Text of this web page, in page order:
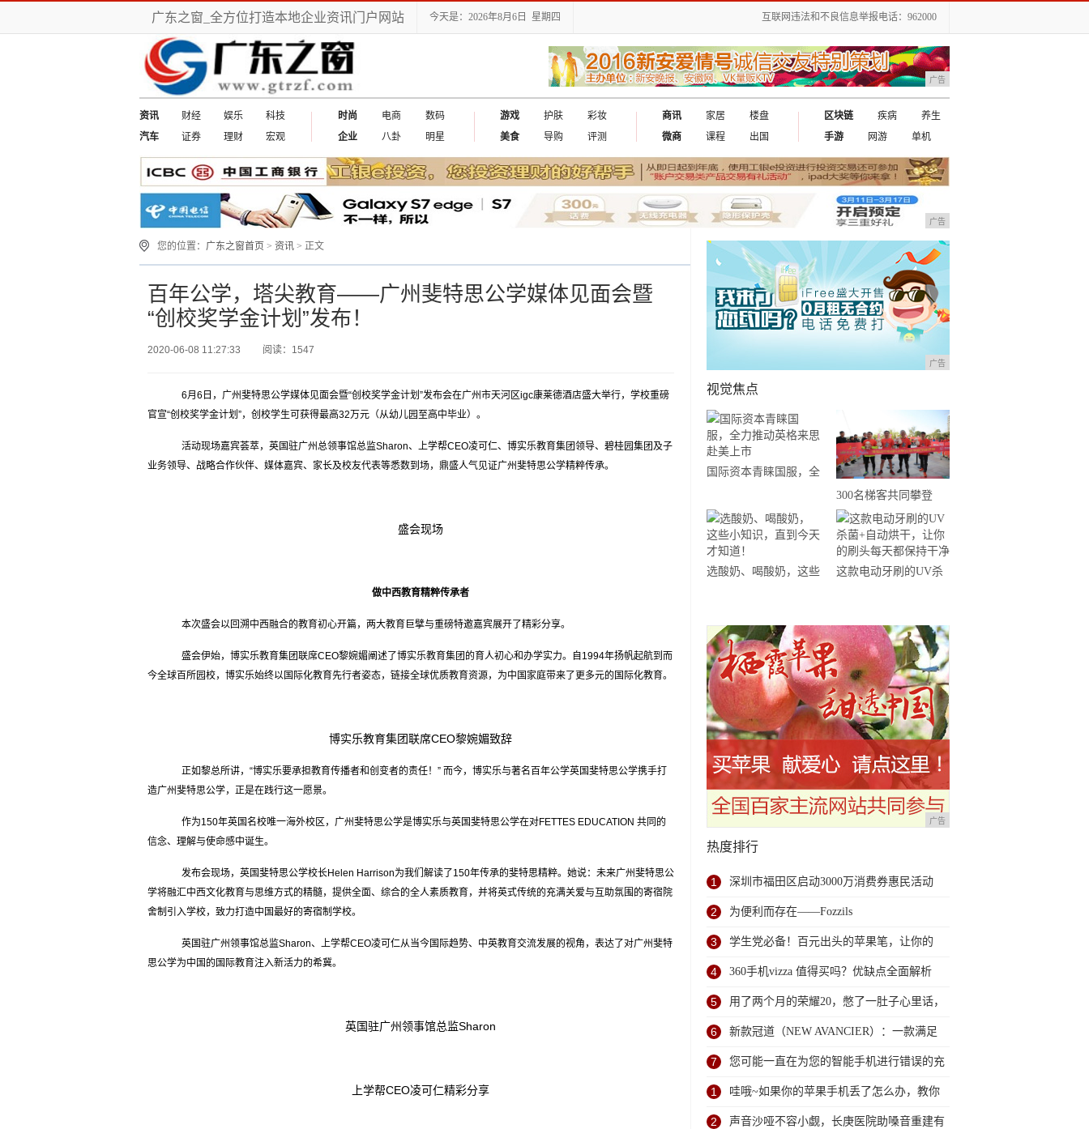
广东之窗_全方位打造本地企业资讯门户网站 今天是：2026年8月6日 星期四 互联网违法和不良信息举报电话：962000
广告
资讯 财经 娱乐
科技
汽车
证券 理财 宏观
时尚 电商
数码
企业
八卦 明星
游戏 护肤
彩妆
美食
导购 评测
商讯 家居
楼盘
微商
课程 出国
区块链 疾病
养生
手游
网游 单机
广告
您的位置： 广东之窗首页 > 资讯 > 正文
百年公学，塔尖教育——广州斐特思公学媒体见面会暨
“创校奖学金计划”发布！
2020-06-08 11:27:33 阅读：1547
6月6日，广州斐特思公学媒体见面会暨“创校奖学金计划”发布会在广州市天河区igc康莱德酒店盛大举行，学校重磅
官宣“创校奖学金计划”，创校学生可获得最高32万元（从幼儿园至高中毕业）。
活动现场嘉宾荟萃，英国驻广州总领事馆总监Sharon、上学帮CEO凌可仁、博实乐教育集团领导、碧桂园集团及子
业务领导、战略合作伙伴、媒体嘉宾、家长及校友代表等悉数到场，鼎盛人气见证广州斐特思公学精粹传承。
盛会现场
做中西教育精粹传承者
本次盛会以回溯中西融合的教育初心开篇，两大教育巨擘与重磅特邀嘉宾展开了精彩分享。
盛会伊始，博实乐教育集团联席CEO黎婉媚阐述了博实乐教育集团的育人初心和办学实力。自1994年扬帆起航到而
今全球百所园校，博实乐始终以国际化教育先行者姿态，链接全球优质教育资源，为中国家庭带来了更多元的国际化教育。
博实乐教育集团联席CEO黎婉媚致辞
正如黎总所讲，“博实乐要承担教育传播者和创变者的责任！” 而今，博实乐与著名百年公学英国斐特思公学携手打
造广州斐特思公学，正是在践行这一愿景。
作为150年英国名校唯一海外校区，广州斐特思公学是博实乐与英国斐特思公学在对FETTES EDUCATION 共同的
信念、理解与使命感中诞生。
发布会现场，英国斐特思公学校长Helen Harrison为我们解读了150年传承的斐特思精粹。她说：未来广州斐特思公
学将融汇中西文化教育与思维方式的精髓，提供全面、综合的全人素质教育，并将英式传统的充满关爱与互助氛围的寄宿院
舍制引入学校，致力打造中国最好的寄宿制学校。
英国驻广州领事馆总监Sharon、上学帮CEO凌可仁从当今国际趋势、中英教育交流发展的视角，表达了对广州斐特
思公学为中国的国际教育注入新活力的希冀。
英国驻广州领事馆总监Sharon
上学帮CEO凌可仁精彩分享
广告
视觉焦点
国际资本青睐国服，全
市
300名梯客共同攀登
2019国际垂直马拉松超
级精英赛顺德海骏达中
心站欢乐开跑
选酸奶、喝酸奶，这些
这款电动牙刷的UV杀
广告
热度排行
1 深圳市福田区启动3000万消费券惠民活动
2 为便利而存在——Fozzils
3 学生党必备！百元出头的苹果笔，让你的
iPad成为学习神器
4 360手机vizza 值得买吗？优缺点全面解析
5 用了两个月的荣耀20，憋了一肚子心里话，
今天终于一吐为快
6 新款冠道（NEW AVANCIER）：一款满足
任何苛刻要求的SUV
7 您可能一直在为您的智能手机进行错误的充
电方式
1 哇哦~如果你的苹果手机丢了怎么办，教你
几招找回
2 声音沙哑不容小觑，长庚医院助嗓音重建有